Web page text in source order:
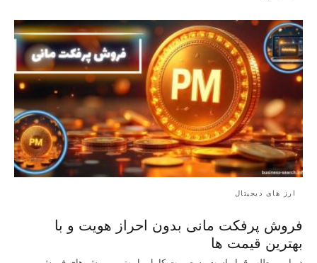
ارز های دیجیتال
فروش پرفکت مانی بدون احراز هویت و با
بهترین قیمت ها